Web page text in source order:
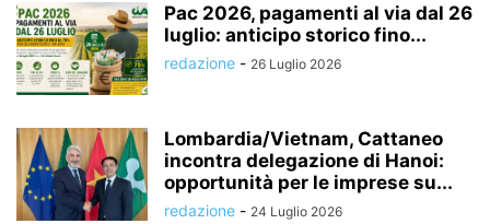
Pac 2026, pagamenti al via dal 26
luglio: anticipo storico fino...
redazione - 26 Luglio 2026
Lombardia/Vietnam, Cattaneo
incontra delegazione di Hanoi:
opportunità per le imprese su...
redazione - 24 Luglio 2026